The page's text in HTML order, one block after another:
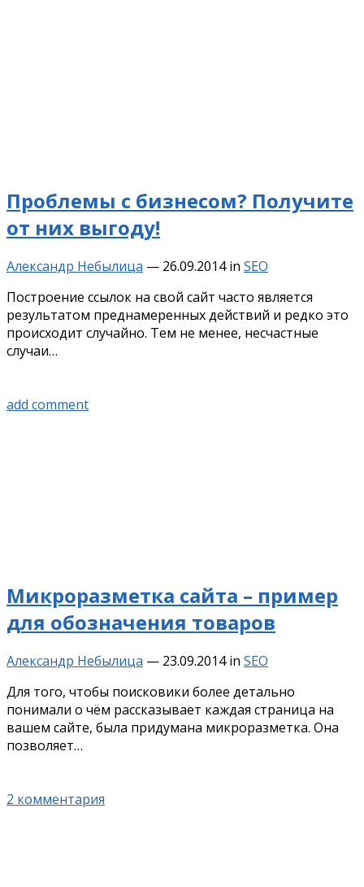
Проблемы с бизнесом? Получите
от них выгоду!
Александр Небылица — 26.09.2014 in SEO
Построение ссылок на свой сайт часто является
результатом преднамеренных действий и редко это
происходит случайно. Тем не менее, несчастные
случаи…
add comment
Микроразметка сайта – пример
для обозначения товаров
Александр Небылица — 23.09.2014 in SEO
Для того, чтобы поисковики более детально
понимали о чём рассказывает каждая страница на
вашем сайте, была придумана микроразметка. Она
позволяет…
2 комментария